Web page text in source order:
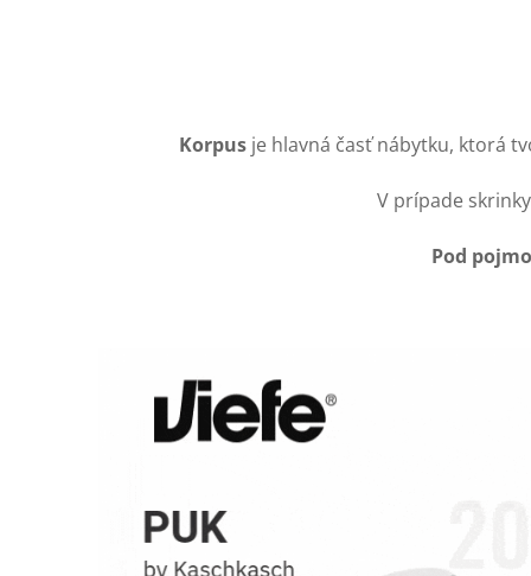
Korpus je hlavná časť nábytku, ktorá
V prípade
Pod